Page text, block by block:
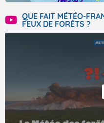
QUE FAIT MÉTÉO-
FEUX DE FORÊTS ?